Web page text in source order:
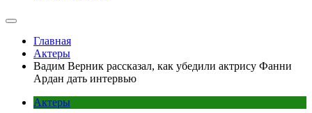
Главная
Актеры
Вадим Верник рассказал, как убедили актрису Фанни
Ардан дать интервью
Актеры